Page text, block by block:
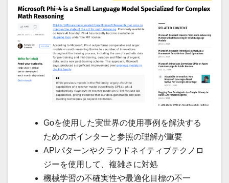
Goを使用した実世界の使用事例を解決する
ためのポインターと参照の理解が重要
APIパターンやクラウドネイティブテクノロ
ジーを使用して、複雑さに対処
機械学習の不確実性や最適化目標の不一